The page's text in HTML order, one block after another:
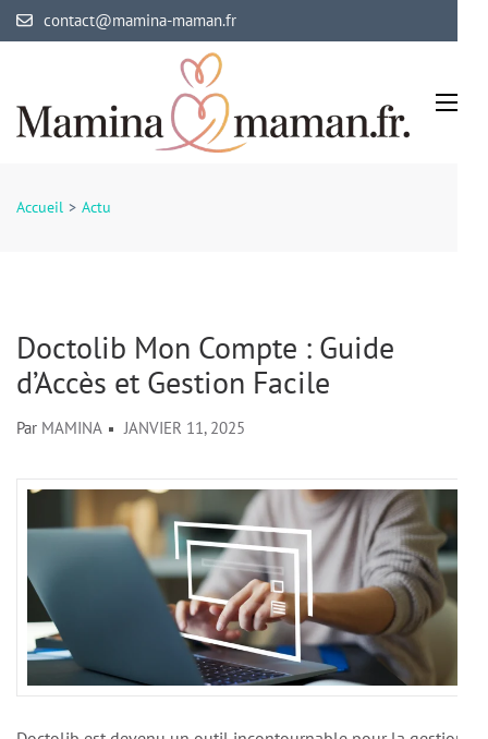
Aller
au
(Pressez
Entrée)
contact@mamina-maman.fr
Accueil > Actu
Doctolib Mon Compte : Guide
d’Accès et Gestion Facile
Par MAMINA JANVIER 11, 2025